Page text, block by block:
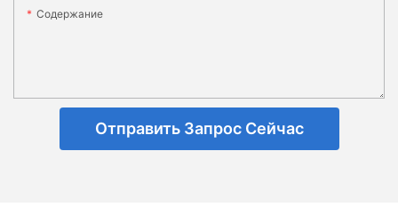
Содержание
Отправить Запрос Сейчас